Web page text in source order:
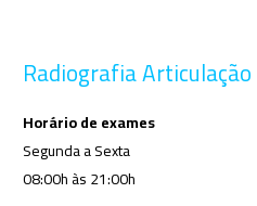
Radiografia
Horário de exames
Segunda a Sexta
08:00h às 21:00h